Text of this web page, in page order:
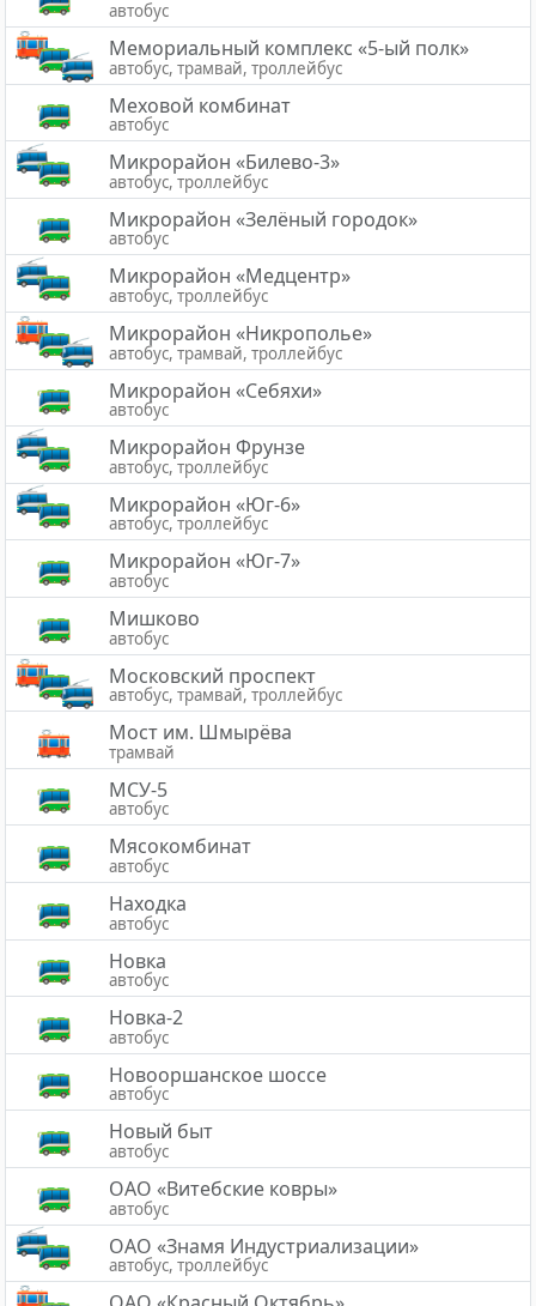
автобус
Мемориальный комплекс «5-ый полк»
автобус, трамвай, троллейбус
Меховой комбинат
автобус
Микрорайон «Билево-3»
автобус, троллейбус
Микрорайон «Зелёный городок»
автобус
Микрорайон «Медцентр»
автобус, троллейбус
Микрорайон «Никрополье»
автобус, трамвай, троллейбус
Микрорайон «Себяхи»
автобус
Микрорайон Фрунзе
автобус, троллейбус
Микрорайон «Юг-6»
автобус, троллейбус
Микрорайон «Юг-7»
автобус
Мишково
автобус
Московский проспект
автобус, трамвай, троллейбус
Мост им. Шмырёва
трамвай
МСУ-5
автобус
Мясокомбинат
автобус
Находка
автобус
Новка
автобус
Новка-2
автобус
Новооршанское шоссе
автобус
Новый быт
автобус
ОАО «Витебские ковры»
автобус
ОАО «Знамя Индустриализации»
автобус, троллейбус